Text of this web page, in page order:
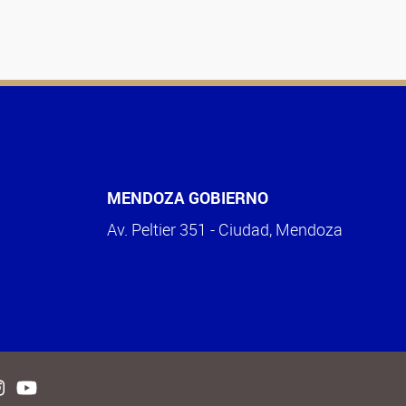
MENDOZA GOBIERNO
Av. Peltier 351 - Ciudad, Mendoza